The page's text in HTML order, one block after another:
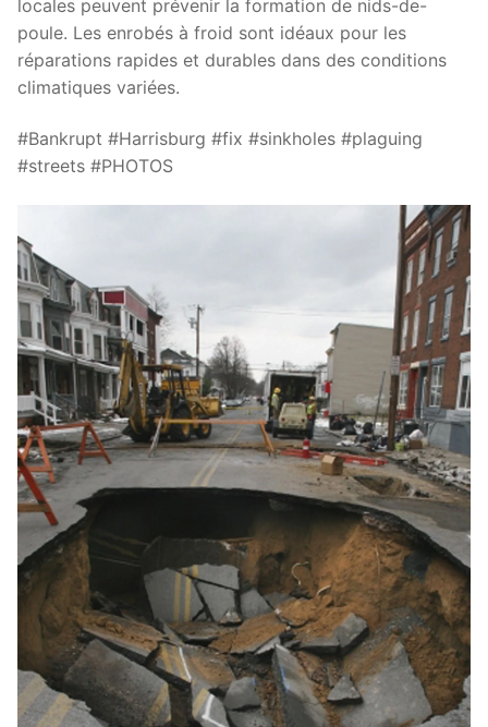
locales peuvent prévenir la formation de nids-de-
poule. Les enrobés à froid sont idéaux pour les
réparations rapides et durables dans des conditions
climatiques variées.
#Bankrupt #Harrisburg #fix #sinkholes #plaguing
#streets #PHOTOS